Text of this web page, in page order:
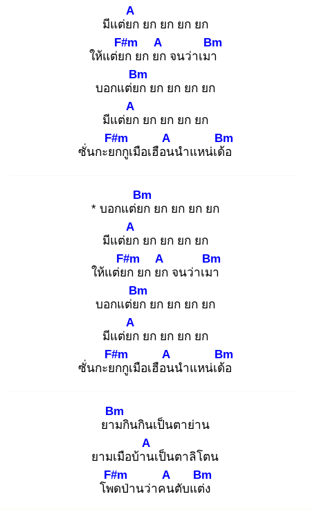
มีแต่ยก
A
ยก ยก ยก ยก
ให้แต่ยก
F#m
ยก ยก
A
จนว่าเมา
Bm
บอกแต่ยก
Bm
ยก ยก ยก ยก
มีแต่ยก
A
ยก ยก ยก ยก
ซั่นกะยก
F#m
กูเมือเฮือน
A
นำแหน่เด้อ
Bm
* บอกแต่ยก
Bm
ยก ยก ยก ยก
มีแต่ยก
A
ยก ยก ยก ยก
ให้แต่ยก
F#m
ยก ยก
A
จนว่าเมา
Bm
บอกแต่ยก
Bm
ยก ยก ยก ยก
มีแต่ยก
A
ยก ยก ยก ยก
ซั่นกะยก
F#m
กูเมือเฮือน
A
นำแหน่เด้อ
Bm
ยาม
Bm
กินกินเป็นตาย่าน
ยามเมือบ้าน
A
เป็นตาลิโตน
โพด
F#m
ป่านว่าคน
A
ตับแต่ง
Bm